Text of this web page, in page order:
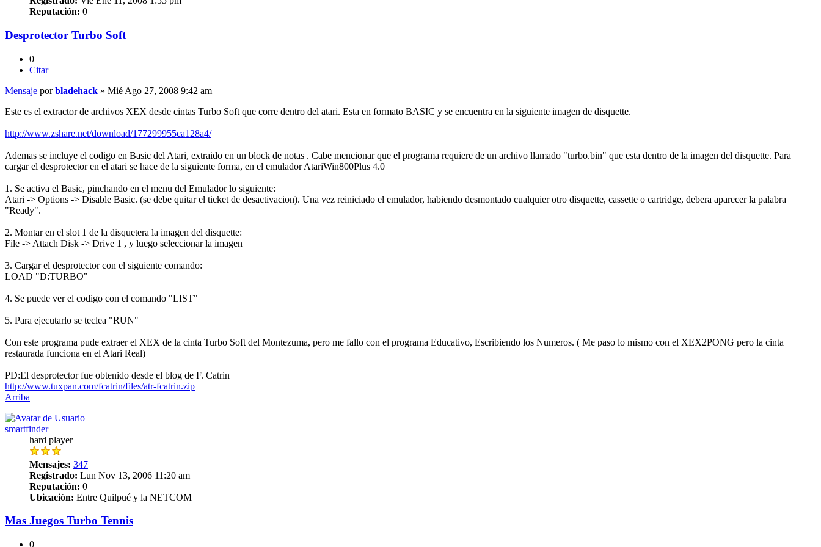
Reputación: 0
Desprotector Turbo Soft
0
Citar
Mensaje porbladehack » Mié Ago 27, 2008 9:42 am
Este es el extractor de archivos XEX desde cintas Turbo Soft que corre dentro del atari. Esta en formato BASIC y se encuentra en la siguiente imagen de disquette.
http://www.zshare.net/download/177299955ca128a4/
Ademas se incluye el codigo en Basic del Atari, extraido en un block de notas . Cabe mencionar que el programa requiere de un archivo llamado "turbo.bin" que esta dentro de la imagen del disquette. Para
cargar el desprotector en el atari se hace de la siguiente forma, en el emulador AtariWin800Plus 4.0
1. Se activa el Basic, pinchando en el menu del Emulador lo siguiente:
Atari -> Options -> Disable Basic. (se debe quitar el ticket de desactivacion). Una vez reiniciado el emulador, habiendo desmontado cualquier otro disquette, cassette o cartridge, debera aparecer la palabra
"Ready".
2. Montar en el slot 1 de la disquetera la imagen del disquette:
File -> Attach Disk -> Drive 1 , y luego seleccionar la imagen
3. Cargar el desprotector con el siguiente comando:
LOAD "D:TURBO"
4. Se puede ver el codigo con el comando "LIST"
5. Para ejecutarlo se teclea "RUN"
Con este programa pude extraer el XEX de la cinta Turbo Soft del Montezuma, pero me fallo con el programa Educativo, Escribiendo los Numeros. ( Me paso lo mismo con el XEX2PONG pero la cinta
restaurada funciona en el Atari Real)
PD:El desprotector fue obtenido desde el blog de F. Catrin
http://www.tuxpan.com/fcatrin/files/atr-fcatrin.zip
Arriba
smartfinder
hard player
Mensajes: 347
Registrado: Lun Nov 13, 2006 11:20 am
Reputación: 0
Ubicación: Entre Quilpué y la NETCOM
Mas Juegos Turbo Tennis
0